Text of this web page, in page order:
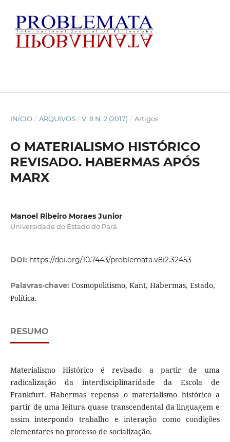
INÍCIO / ARQUIVOS / V. 8 N. 2 (2017) / Artigos
O MATERIALISMO HISTÓRICO
REVISADO. HABERMAS APÓS
MARX
Manoel Ribeiro Moraes Junior
Universidade do Estado do Pará.
DOI: https://doi.org/10.7443/problemata.v8i2.32453
Palavras-chave: Cosmopolitismo, Kant, Habermas, Estado,
Política.
RESUMO
Materialismo Histórico é revisado a partir de uma
radicalização da interdisciplinaridade da Escola de
Frankfurt. Habermas repensa o materialismo histórico a
partir de uma leitura quase transcendental da linguagem e
assim interpondo trabalho e interação como condições
elementares no processo de socialização.